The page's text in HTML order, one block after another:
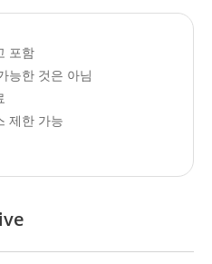
포함
능한 것은 아님
제한 가능